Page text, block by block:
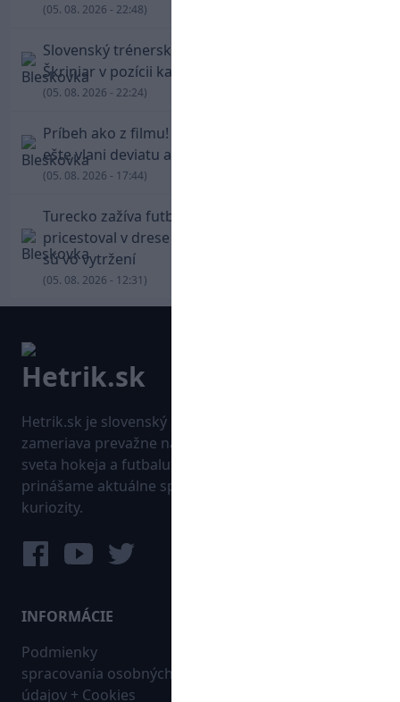
(05. 08. 2026 - 22:48)
Slovenský trénerský súboj pre Borbélyho,
Škriniar v pozícii kapitána potiahol Fenerbahce
(05. 08. 2026 - 22:24)
Príbeh ako z filmu! Hrdina Slovana Kianga hral
ešte vlani deviatu anglickú ligu
(05. 08. 2026 - 17:44)
Turecko zažíva futbalové šialenstvo! Salah
pricestoval v drese Trabzonsporu, fanúšikovia
sú vo vytržení
(05. 08. 2026 - 12:31)
Hetrik.sk je slovenský športový portál, ktorý sa
zameriava prevažne na najnovšie informácie zo
sveta hokeja a futbalu. Pravidelne na dennej báze
prinášame aktuálne správy, góly, zaujímavosti a
kuriozity.
INFORMÁCIE
Podmienky
spracovania osobných
údajov + Cookies